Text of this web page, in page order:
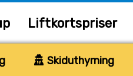
Liftkortspriser
Skiduthyrning